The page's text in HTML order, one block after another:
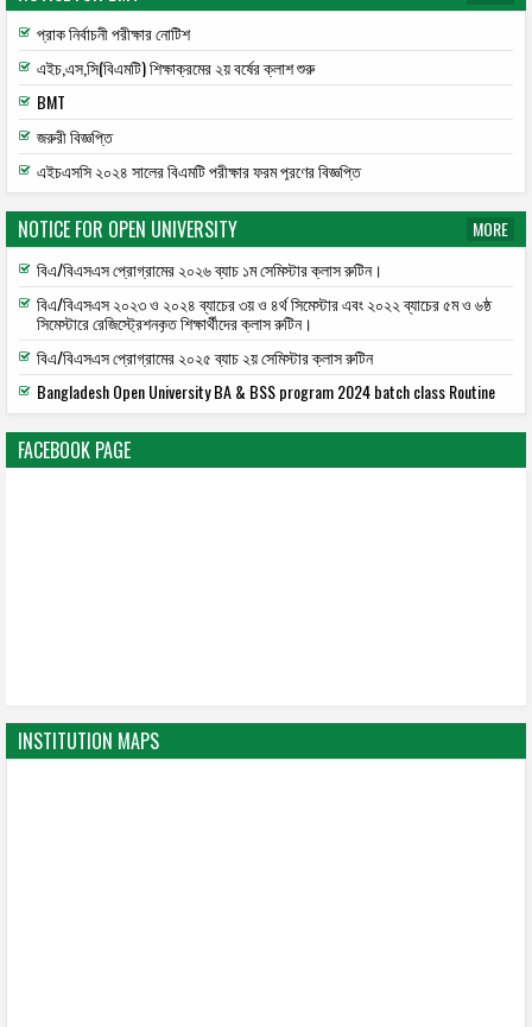
প্রাক নির্বাচনী পরীক্ষার নোটিশ
এইচ,এস,সি(বিএমটি) শিক্ষাক্রমের ২য় বর্ষের ক্লাশ শুরু
BMT
জরুরী বিজ্ঞপ্তি
এইচএসসি ২০২৪ সালের বিএমটি পরীক্ষার ফরম পূরণের বিজ্ঞপ্তি
NOTICE FOR OPEN UNIVERSITY
MORE
বিএ/বিএসএস প্রোগ্রামের ২০২৬ ব্যাচ ১ম সেমিস্টার ক্লাস রুটিন।
বিএ/বিএসএস ২০২৩ ও ২০২৪ ব্যাচের ৩য় ও ৪র্থ সিমেস্টার এবং ২০২২ ব্যাচের ৫ম ও ৬ষ্ঠ
সিমেস্টারে রেজিস্ট্রেশনকৃত শিক্ষার্থীদের ক্লাস রুটিন।
বিএ/বিএসএস প্রোগ্রামের ২০২৫ ব্যাচ ২য় সেমিস্টার ক্লাস রুটিন
Bangladesh Open University BA & BSS program 2024 batch class Routine
FACEBOOK PAGE
INSTITUTION MAPS